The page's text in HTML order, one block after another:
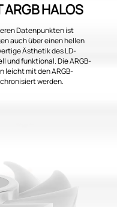
ARGB HALOS
Datenpunkten ist
auch über einen hellen
Ästhetik des LD-
und funktional. Die ARGB-
leicht mit den ARGB-
werden.